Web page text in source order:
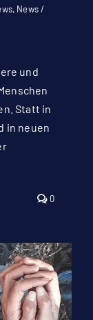
, News /
und
Statt in
in neuen
0